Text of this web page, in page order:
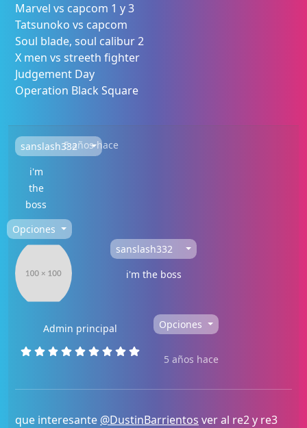
Marvel vs capcom 1 y 3
Tatsunoko vs capcom
Soul blade, soul calibur 2
X men vs streeth fighter
Judgement Day
Operation Black Square
sanslash332
i'm
the
boss
5 años hace
Opciones
sanslash332
i'm the boss
Admin principal Opciones
5 años hace
que interesante @DustinBarrientos ver al re2 y re3